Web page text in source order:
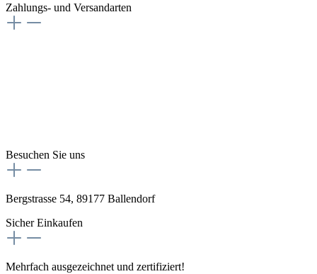
Zahlungs- und Versandarten
Besuchen Sie uns
Bergstrasse 54, 89177 Ballendorf
Sicher Einkaufen
Mehrfach ausgezeichnet und zertifiziert!